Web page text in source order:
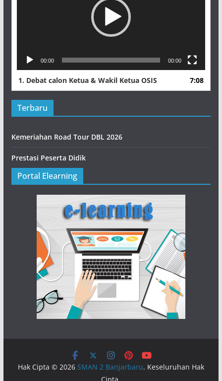
00:00 00:00
1. Debat calon Ketua & Wakil Ketua OSIS 7:08
Terbaru
Kemeriahan Road Tour DBL 2026
Prestasi Peserta Didik
Portal Elearning
Hak Cipta © 2026 SMAN 2 Banjarbaru. Keseluruhan Hak